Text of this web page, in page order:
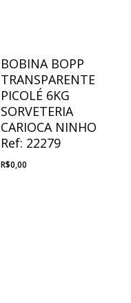
BOBINA BOPP
TRANSPARENTE
PICOLÉ 6KG
SORVETERIA
CARIOCA NINHO
Ref: 22279
R$0,00